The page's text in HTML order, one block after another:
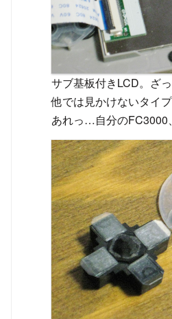
サブ基板付きLCD。ざ
他では見かけないタイプ
あれっ…自分の